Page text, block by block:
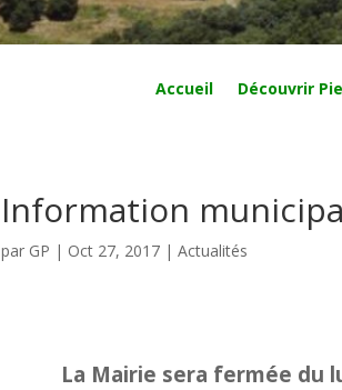
Accueil Découvrir
Information
par GP | Oct 27, 2017 |Actualités
La Mairie sera fermée du